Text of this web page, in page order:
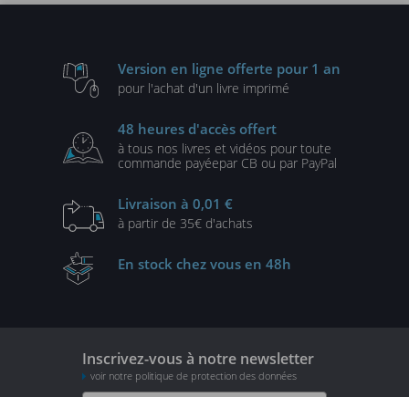
Version en ligne offerte pour 1 an
pour l'achat d'un livre imprimé
48 heures d'accès offert
à tous nos livres et vidéos pour toute
commande payéepar CB ou par PayPal
Livraison à 0,01 €
à partir de 35€ d'achats
En stock chez vous en 48h
Inscrivez-vous à notre newsletter
voir notre politique de protection des données